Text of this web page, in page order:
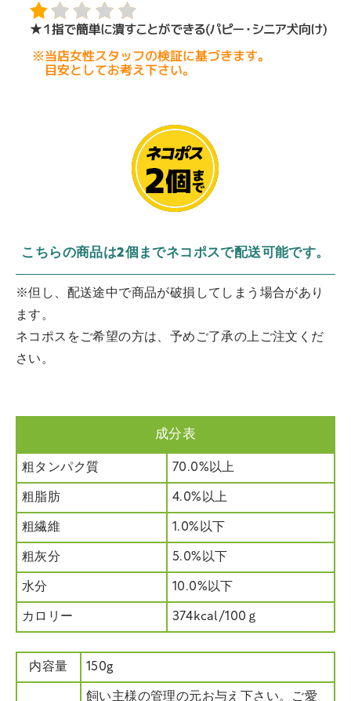
こちらの商品は2個までネコポスで配送可能です。
※但し、配送途中で商品が破損してしまう場合があり
ます。
ネコポスをご希望の方は、予めご了承の上ご注文くだ
さい。
成分表
粗タンパク質 70.0%以上
粗脂肪 4.0%以上
粗繊維 1.0%以下
粗灰分 5.0%以下
水分 10.0%以下
カロリー 374kcal/100ｇ
内容量 150g
飼い主様の管理の元お与え下さい。ご愛